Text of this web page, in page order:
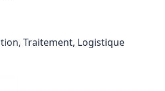
Traitement, Logistique